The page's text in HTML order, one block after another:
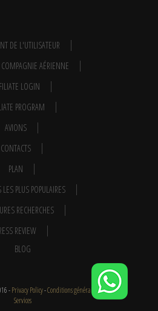
DE L'UTILISATEUR
AÉRIENNE
LOGIN
PROGRAM
AVIONS
CONTACTS
PLAN
LES PLUS POPULAIRES
RECHERCHES
REVIEW
BLOG
-Privacy Policy-Conditions générales -
Services